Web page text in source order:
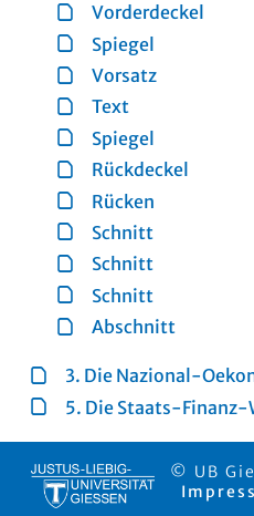
Vorderdeckel
Spiegel
Vorsatz
Text
Spiegel
Rückdeckel
Rücken
Schnitt
Schnitt
Schnitt
Abschnitt
3. Die Nazional-
5. Die Staats-
© UB